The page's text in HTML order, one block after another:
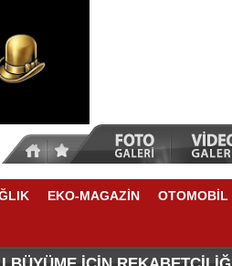
EKO-MAGAZİN OTOMOBİL
BÜYÜME İÇİN